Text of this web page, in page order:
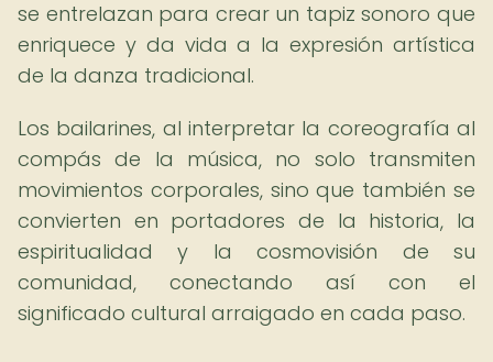
se entrelazan para crear un tapiz sonoro que
enriquece y da vida a la expresión artística
de la danza tradicional.
Los bailarines, al interpretar la coreografía al
compás de la música, no solo transmiten
movimientos corporales, sino que también se
convierten en portadores de la historia, la
espiritualidad y la cosmovisión de su
comunidad, conectando así con el
significado cultural arraigado en cada paso.